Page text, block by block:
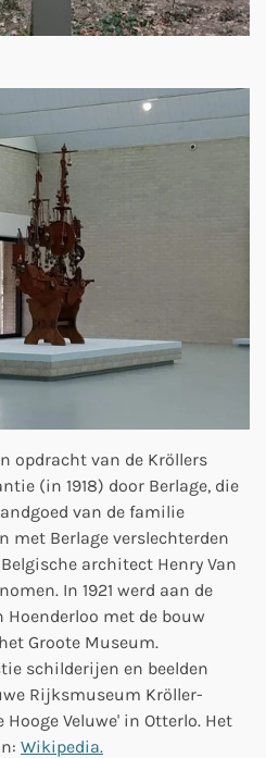
opdracht van de Kröllers
(in 1918) door Berlage, die
van de familie
met Berlage verslechterden
architect Henry Van
In 1921 werd aan de
Hoenderloo met de bouw
Groote Museum.
schilderijen en beelden
Rijksmuseum Kröller-
Veluwe' in Otterlo. Het
Wikipedia.